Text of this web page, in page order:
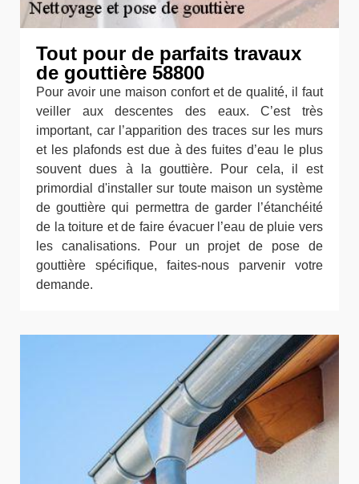
Tout pour de parfaits travaux
de gouttière 58800
Pour avoir une maison confort et de qualité, il faut
veiller aux descentes des eaux. C’est très
important, car l’apparition des traces sur les murs
et les plafonds est due à des fuites d’eau le plus
souvent dues à la gouttière. Pour cela, il est
primordial d'installer sur toute maison un système
de gouttière qui permettra de garder l’étanchéité
de la toiture et de faire évacuer l’eau de pluie vers
les canalisations. Pour un projet de pose de
gouttière spécifique, faites-nous parvenir votre
demande.